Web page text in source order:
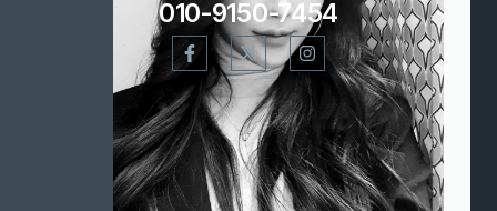
010-9150-7454